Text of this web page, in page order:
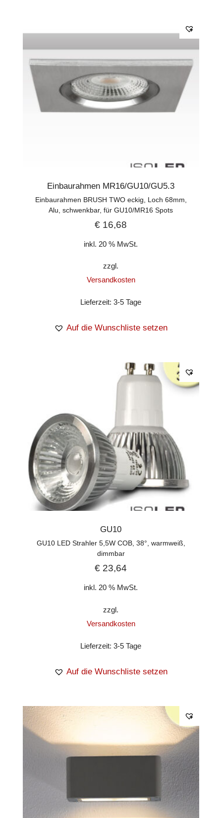
Einbaurahmen MR16/GU10/GU5.3
Einbaurahmen BRUSH TWO eckig, Loch 68mm,
Alu, schwenkbar, für GU10/MR16 Spots
€ 16,68
inkl. 20 % MwSt.
zzgl.
Versandkosten
Lieferzeit:3-5 Tage
Auf die Wunschliste setzen
GU10
GU10 LED Strahler 5,5W COB, 38°, warmweiß,
dimmbar
€ 23,64
inkl. 20 % MwSt.
zzgl.
Versandkosten
Lieferzeit:3-5 Tage
Auf die Wunschliste setzen